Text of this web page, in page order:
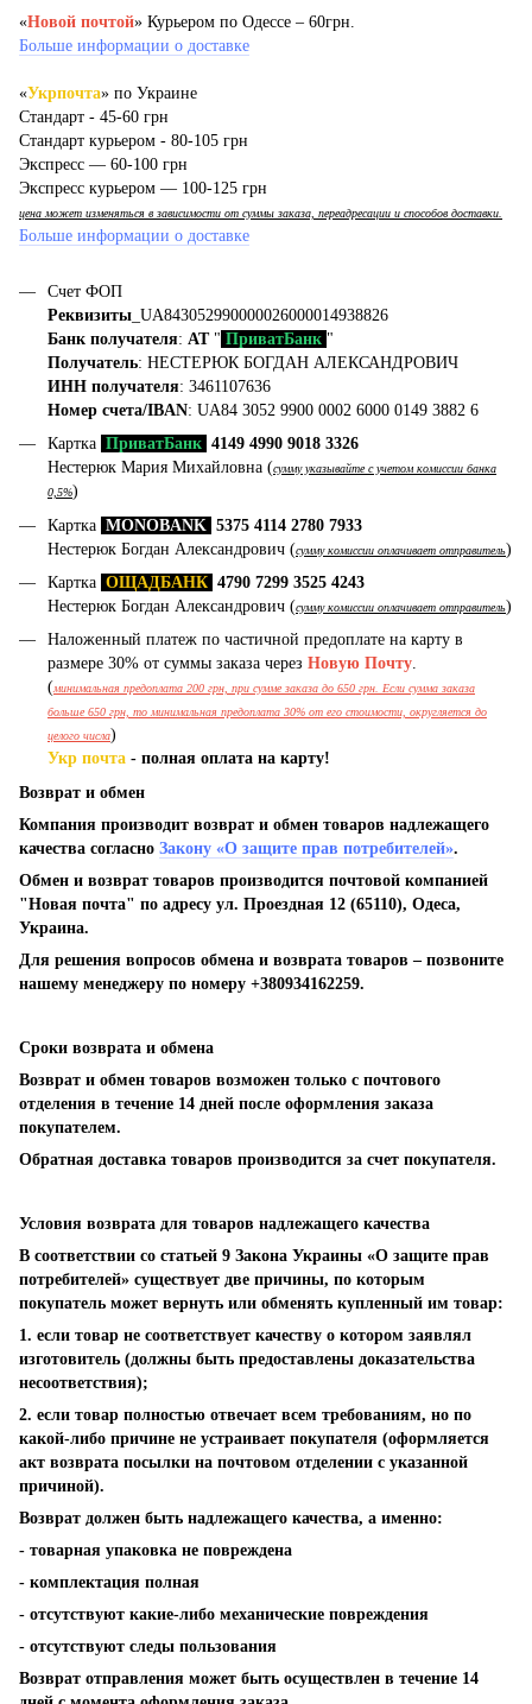
«Новой почтой» Курьером по Одессе – 60грн.
Больше информации о доставке
«Укрпочта» по Украине
Стандарт - 45-60 грн
Стандарт курьером - 80-105 грн
Экспресс — 60-100 грн
Экспресс курьером — 100-125 грн
цена может изменяться в зависимости от суммы заказа, переадресации и способов доставки.
Больше информации о доставке
Счет ФОП
Реквизиты _UA843052990000026000014938826
Банк получателя: АТ" ПриватБанк "
Получатель: НЕСТЕРЮК БОГДАН АЛЕКСАНДРОВИЧ
ИНН получателя: 3461107636
Номер счета/IBAN: UA84 3052 9900 0002 6000 0149 3882 6
Картка ПриватБанк 4149 4990 9018 3326
Нестерюк Мария Михайловна (сумму указывайте с учетом комиссии банка
0,5%)
Картка MONOBANK 5375 4114 2780 7933
Нестерюк Богдан Александрович (сумму комиссии оплачивает отправитель)
Картка ОЩАДБАНК 4790 7299 3525 4243
Нестерюк Богдан Александрович (сумму комиссии оплачивает отправитель)
Наложенный платеж по частичной предоплате на карту в
размере 30% от суммы заказа через Новую Почту.
(минимальная предоплата 200 грн, при сумме заказа до 650 грн. Если сумма заказа
больше 650 грн, то минимальная предоплата 30% от его стоимости, округляется до
целого числа)
Укр почта - полная оплата на карту!
Возврат и обмен
Компания производит возврат и обмен товаров надлежащего
качества согласно Закону «О защите прав потребителей».
Обмен и возврат товаров производится почтовой компанией
"Новая почта" по адресу ул. Проездная 12 (65110), Одеса,
Украина.
Для решения вопросов обмена и возврата товаров – позвоните
нашему менеджеру по номеру +380934162259.
Сроки возврата и обмена
Возврат и обмен товаров возможен только с почтового
отделения в течение 14 дней после оформления заказа
покупателем.
Обратная доставка товаров производится за счет покупателя.
Условия возврата для товаров надлежащего качества
В соответствии со статьей 9 Закона Украины «О защите прав
потребителей» существует две причины, по которым
покупатель может вернуть или обменять купленный им товар:
1. если товар не соответствует качеству о котором заявлял
изготовитель (должны быть предоставлены доказательства
несоответствия);
2. если товар полностью отвечает всем требованиям, но по
какой-либо причине не устраивает покупателя (оформляется
акт возврата посылки на почтовом отделении с указанной
причиной).
Возврат должен быть надлежащего качества, а именно:
- товарная упаковка не повреждена
- комплектация полная
- отсутствуют какие-либо механические повреждения
- отсутствуют следы пользования
Возврат отправления может быть осуществлен в течение 14